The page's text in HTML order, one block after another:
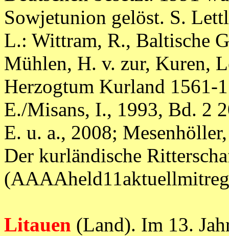
Sowjetunion gelöst. S.
L.: Wittram, R., Baltische
Mühlen, H. v. zur, Kuren,
Herzogtum Kurland 1561-
E./Misans, I., 1993, Bd. 2
E. u. a., 2008;
Der kurländische
Litauen (Land). Im 13.